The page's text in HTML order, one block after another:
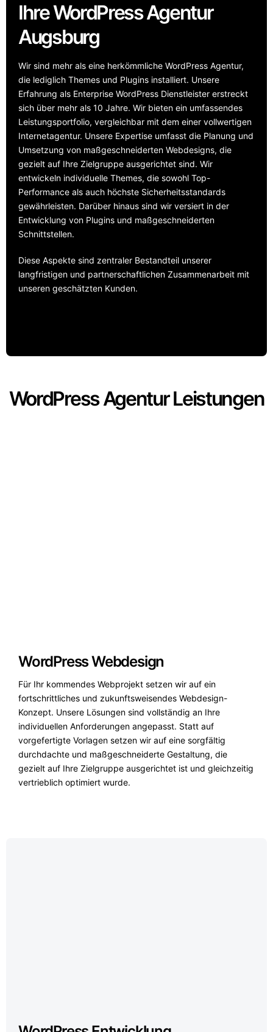
Ihre WordPress Agentur
Augsburg
Wir sind mehr als eine herkömmliche WordPress Agentur,
die lediglich Themes und Plugins installiert. Unsere
Erfahrung als Enterprise WordPress Dienstleister erstreckt
sich über mehr als 10 Jahre. Wir bieten ein umfassendes
Leistungsportfolio, vergleichbar mit dem einer vollwertigen
Internetagentur. Unsere Expertise umfasst die Planung und
Umsetzung von maßgeschneiderten Webdesigns, die
gezielt auf Ihre Zielgruppe ausgerichtet sind. Wir
entwickeln individuelle Themes, die sowohl Top-
Performance als auch höchste Sicherheitsstandards
gewährleisten. Darüber hinaus sind wir versiert in der
Entwicklung von Plugins und maßgeschneiderten
Schnittstellen.
Diese Aspekte sind zentraler Bestandteil unserer
langfristigen und partnerschaftlichen Zusammenarbeit mit
unseren geschätzten Kunden.
WordPress Agentur Leistungen
WordPress Webdesign
Für Ihr kommendes Webprojekt setzen wir auf ein
fortschrittliches und zukunftsweisendes Webdesign-
Konzept. Unsere Lösungen sind vollständig an Ihre
individuellen Anforderungen angepasst. Statt auf
vorgefertigte Vorlagen setzen wir auf eine sorgfältig
durchdachte und maßgeschneiderte Gestaltung, die
gezielt auf Ihre Zielgruppe ausgerichtet ist und gleichzeitig
vertrieblich optimiert wurde.